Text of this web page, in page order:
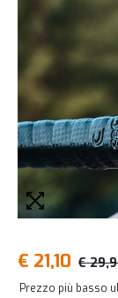
€ 21,10 €
Prezzo più basso